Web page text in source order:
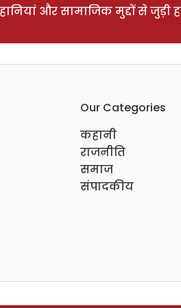
और सामाजिक मुद्दों से जुड़ी
Our Categories
कहानी
राजनीति
समाज
संपादकीय